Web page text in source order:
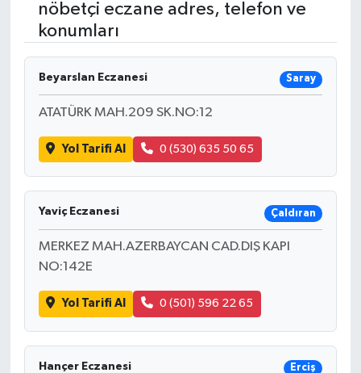
nöbetçi eczane adres, telefon ve
konumları
Beyarslan Eczanesi Saray
ATATÜRK MAH.209 SK.NO:12
Yol Tarifi Al 0 (530) 635 50 65
Yaviç Eczanesi Çaldıran
MERKEZ MAH.AZERBAYCAN CAD.DIŞ KAPI
NO:142E
Yol Tarifi Al 0 (501) 596 22 65
Hançer Eczanesi Erciş
RESMİ İLANLAR